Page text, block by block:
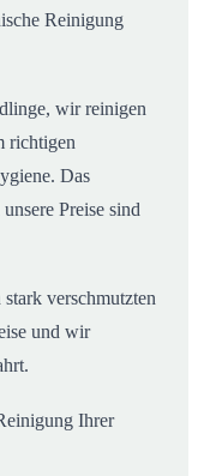
Reinigung
wir reinigen
richtigen
Das
Preise sind
verschmutzten
und wir
Ihrer